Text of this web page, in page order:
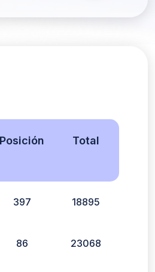
Posición Total
397 18895
86 23068